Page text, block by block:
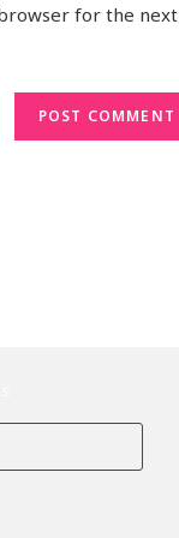
for the next